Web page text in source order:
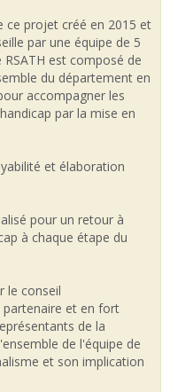
ce projet créé en 2015 et
par une équipe de 5
est composé de
du département en
accompagner les
par la mise en
et élaboration
pour un retour à
à chaque étape du
le conseil
partenaire et en fort
de la
de l'équipe de
et son implication